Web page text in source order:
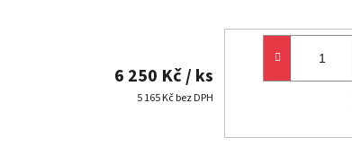
6 250 Kč/ ks
5 165 Kč bez DPH